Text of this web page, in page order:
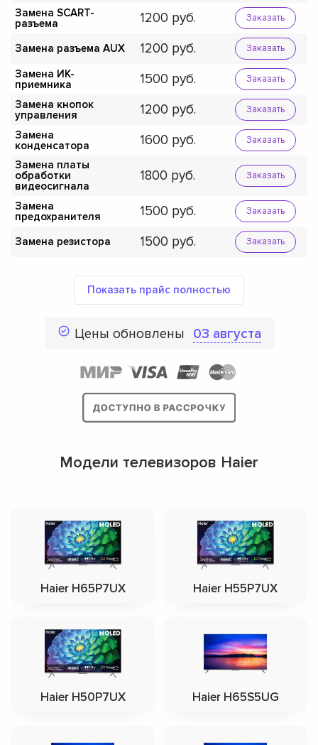
Замена SCART-
разъема
1200 Заказать
Замена разъема AUX 1200 Заказать
Замена ИК-
приемника
1500 Заказать
Замена кнопок
управления
1200 Заказать
Замена
конденсатора
1600 Заказать
Замена платы
обработки
видеосигнала
1800 Заказать
Замена
предохранителя
1500 Заказать
Замена резистора 1500 Заказать
Показать прайс полностью
Цены обновлены 03 августа
Модели телевизоров Haier
Haier H65P7UX Haier H55P7UX
Haier H50P7UX Haier H65S5UG